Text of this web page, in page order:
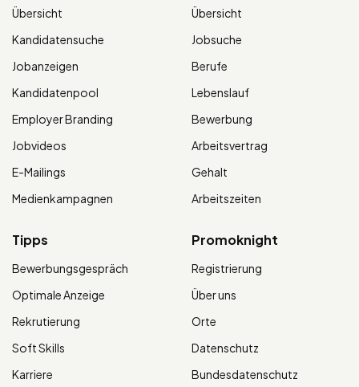
Übersicht
Kandidatensuche
Jobanzeigen
Kandidatenpool
Employer Branding
Jobvideos
E-Mailings
Medienkampagnen
Übersicht
Jobsuche
Berufe
Lebenslauf
Bewerbung
Arbeitsvertrag
Gehalt
Arbeitszeiten
Tipps
Bewerbungsgespräch
Optimale Anzeige
Rekrutierung
Soft Skills
Karriere
Promoknight
Registrierung
Über uns
Orte
Datenschutz
Bundesdatenschutz